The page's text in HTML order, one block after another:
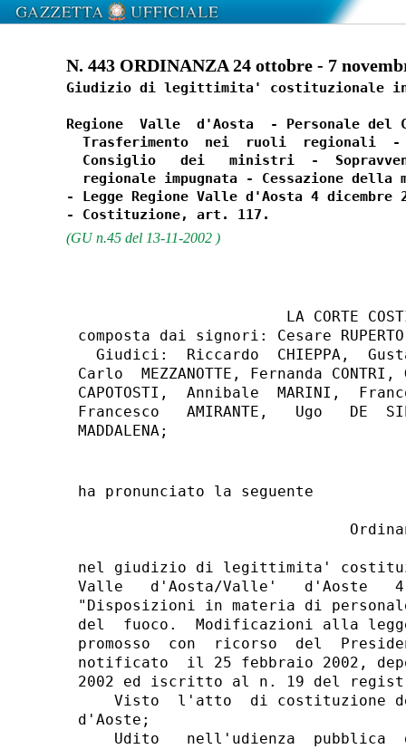
N. 443 ORDINANZA 24 ottobre - 7
Giudizio di legittimita' costituzionale
Regione  Valle  d'Aosta  - Personale
Trasferimento  nei  ruoli  regionali
Consiglio   dei   ministri  -
regionale impugnata - Cessazione della
- Legge Regione Valle d'Aosta 4 dicembre
(GU n.45 del 13-11-2002 )
LA CORTE
composta dai signori: Cesare
Giudici:  Riccardo  CHIEPPA,
Carlo  MEZZANOTTE, Fernanda
CAPOTOSTI,  Annibale  MARINI,
Francesco   AMIRANTE,   Ugo   DE
ha pronunciato la seguente
nel giudizio di legittimita'
Valle   d'Aosta/Valle'   d'Aoste   4
"Disposizioni in materia di
del  fuoco.  Modificazioni alla
promosso  con  ricorso  del
notificato  il 25 febbraio 2002,
2002 ed iscritto al n. 19 del
Visto  l'atto  di costituzione
d'Aoste;
Udito   nell'udienza  pubblica